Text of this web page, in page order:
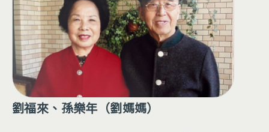
劉福來、孫樂年（劉媽媽）